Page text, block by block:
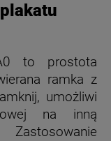
to prostota
ramka z
umożliwi
na inną